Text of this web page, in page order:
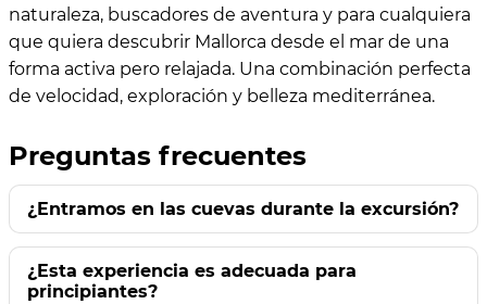
naturaleza, buscadores de aventura y para cualquiera
que quiera descubrir Mallorca desde el mar de una
forma activa pero relajada. Una combinación perfecta
de velocidad, exploración y belleza mediterránea.
Preguntas frecuentes
¿Entramos en las cuevas durante la excursión?
¿Esta experiencia es adecuada para
principiantes?